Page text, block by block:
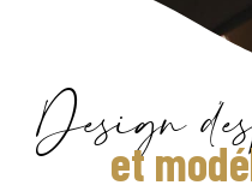
Design
et